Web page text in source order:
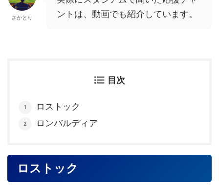
さかとり
ントは、動画でも紹介しています。
目次
ロストック
ロンバルディア
ロストック